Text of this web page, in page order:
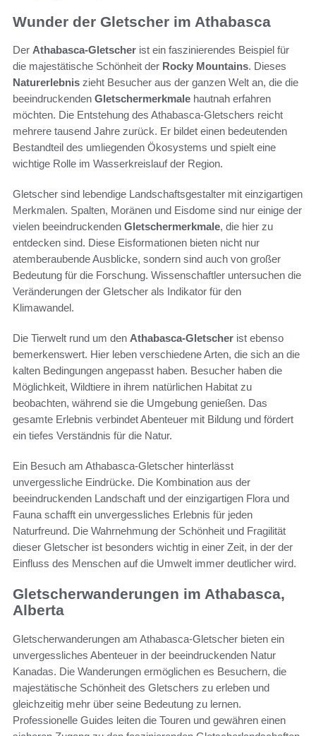
Wunder der Gletscher im Athabasca
Der Athabasca-Gletscher ist ein faszinierendes Beispiel für
die majestätische Schönheit der Rocky Mountains. Dieses
Naturerlebnis zieht Besucher aus der ganzen Welt an, die die
beeindruckenden Gletschermerkmale hautnah erfahren
möchten. Die Entstehung des Athabasca-Gletschers reicht
mehrere tausend Jahre zurück. Er bildet einen bedeutenden
Bestandteil des umliegenden Ökosystems und spielt eine
wichtige Rolle im Wasserkreislauf der Region.
Gletscher sind lebendige Landschaftsgestalter mit einzigartigen
Merkmalen. Spalten, Moränen und Eisdome sind nur einige der
vielen beeindruckenden Gletschermerkmale, die hier zu
entdecken sind. Diese Eisformationen bieten nicht nur
atemberaubende Ausblicke, sondern sind auch von großer
Bedeutung für die Forschung. Wissenschaftler untersuchen die
Veränderungen der Gletscher als Indikator für den
Klimawandel.
Die Tierwelt rund um den Athabasca-Gletscher ist ebenso
bemerkenswert. Hier leben verschiedene Arten, die sich an die
kalten Bedingungen angepasst haben. Besucher haben die
Möglichkeit, Wildtiere in ihrem natürlichen Habitat zu
beobachten, während sie die Umgebung genießen. Das
gesamte Erlebnis verbindet Abenteuer mit Bildung und fördert
ein tiefes Verständnis für die Natur.
Ein Besuch am Athabasca-Gletscher hinterlässt
unvergessliche Eindrücke. Die Kombination aus der
beeindruckenden Landschaft und der einzigartigen Flora und
Fauna schafft ein unvergessliches Erlebnis für jeden
Naturfreund. Die Wahrnehmung der Schönheit und Fragilität
dieser Gletscher ist besonders wichtig in einer Zeit, in der der
Einfluss des Menschen auf die Umwelt immer deutlicher wird.
Gletscherwanderungen im Athabasca,
Alberta
Gletscherwanderungen am Athabasca-Gletscher bieten ein
unvergessliches Abenteuer in der beeindruckenden Natur
Kanadas. Die Wanderungen ermöglichen es Besuchern, die
majestätische Schönheit des Gletschers zu erleben und
gleichzeitig mehr über seine Bedeutung zu lernen.
Professionelle Guides leiten die Touren und gewähren einen